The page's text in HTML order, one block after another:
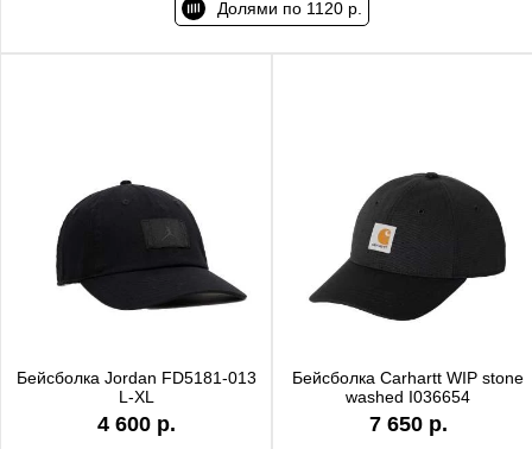
Долями по 1120 р.
Бейсболка Jordan FD5181-013
L-XL
4 600 р.
Бейсболка Carhartt WIP stone
washed I036654
7 650 р.